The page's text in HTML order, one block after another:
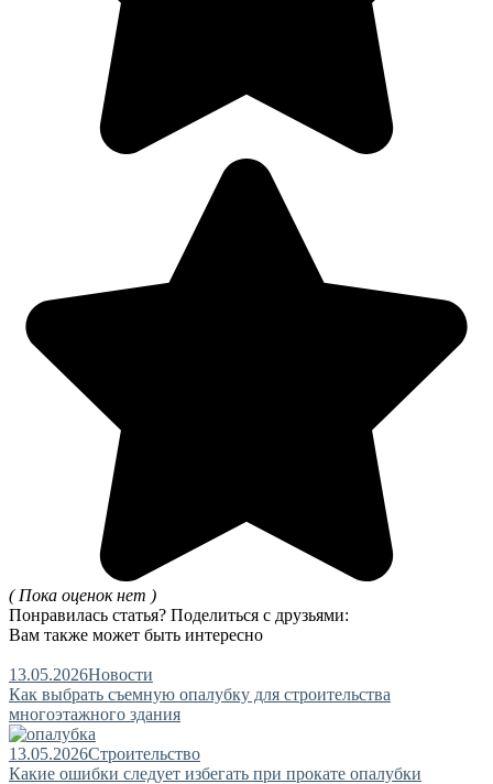
( Пока оценок нет )
Понравилась статья? Поделиться с друзьями:
Вам также может быть интересно
13.05.2026Новости
Как выбрать съемную опалубку для строительства
многоэтажного здания
13.05.2026Строительство
Какие ошибки следует избегать при прокате опалубки